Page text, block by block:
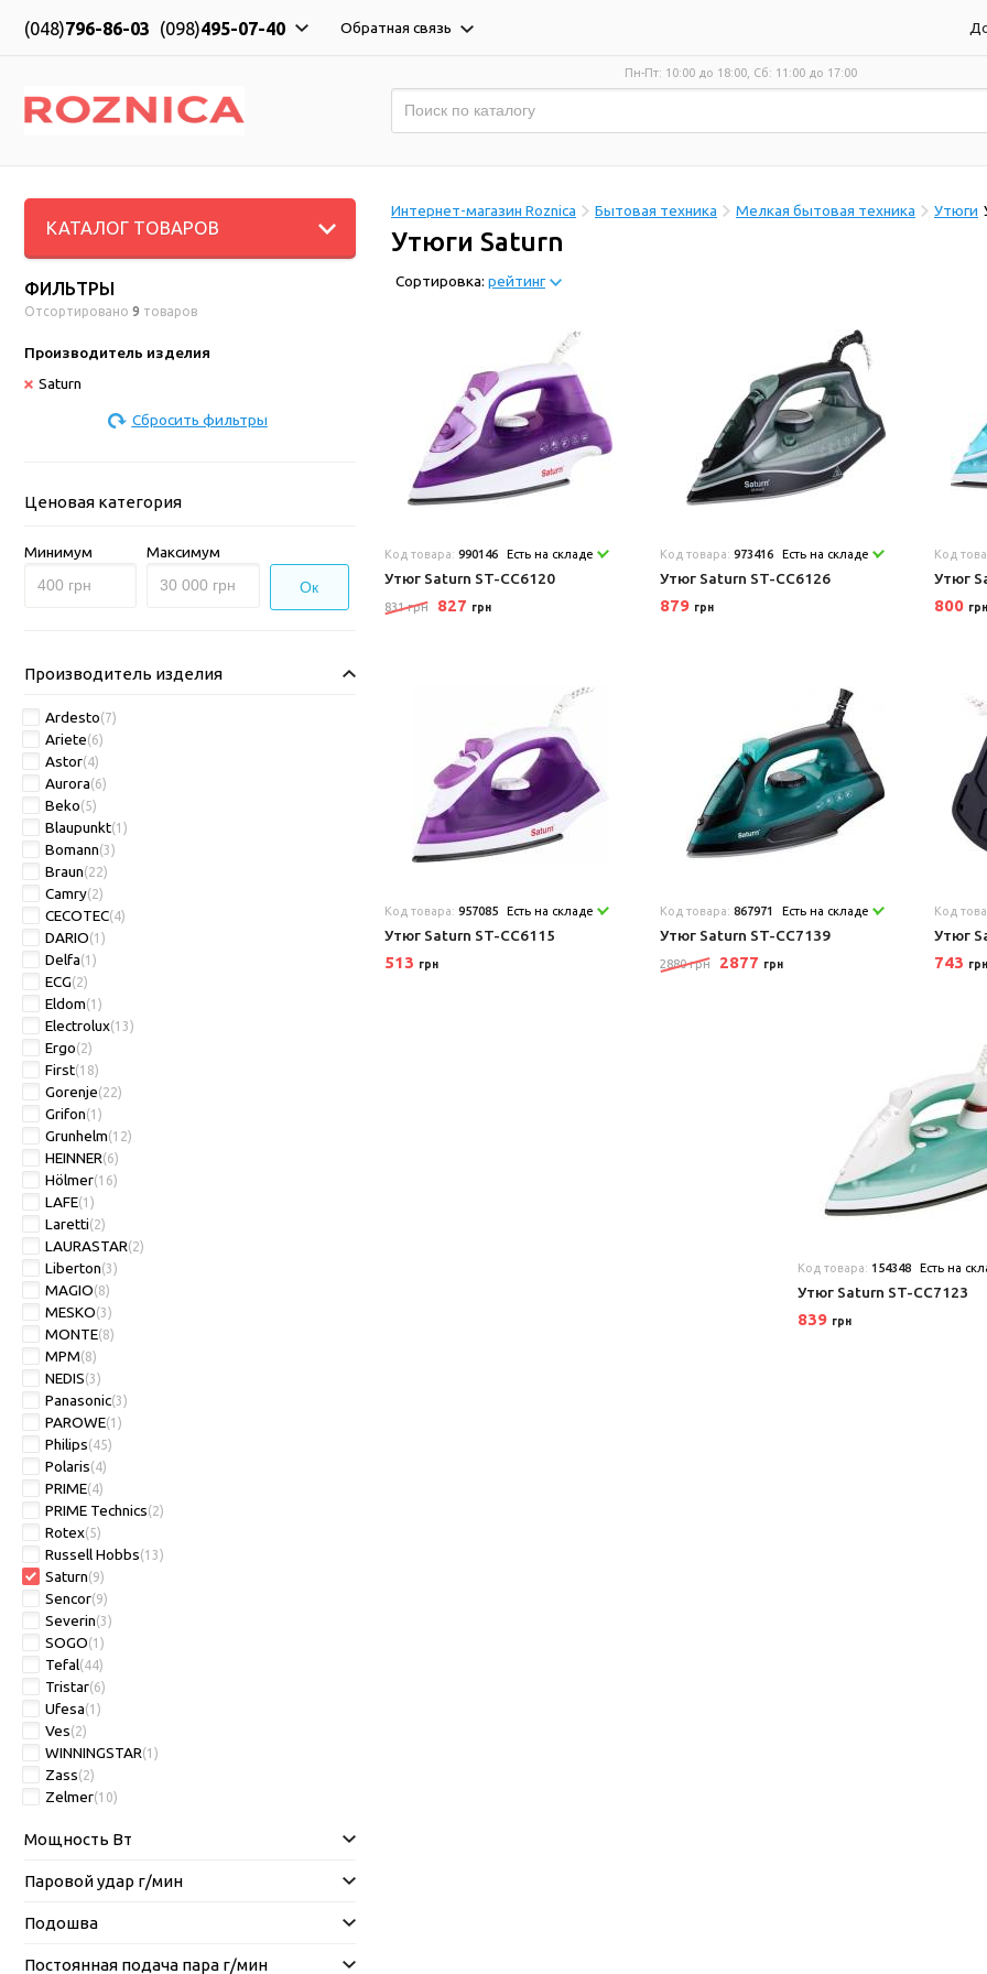
(048)796-86-03 (098)495-07-40 Обратная связь
Пн-Пт: 10:00 до 18:00, Сб: 11:00 до 17:00
КАТАЛОГ ТОВАРОВ
ФИЛЬТРЫ
Отсортировано 9 товаров
Производитель изделия
Saturn
Сбросить фильтры
Ценовая категория
Минимум Максимум
Ок
Производитель изделия
Ardesto(7)
Ariete(6)
Astor(4)
Aurora(6)
Beko(5)
Blaupunkt(1)
Bomann(3)
Braun(22)
Camry(2)
CECOTEC(4)
DARIO(1)
Delfa(1)
ECG(2)
Eldom(1)
Electrolux(13)
Ergo(2)
First(18)
Gorenje(22)
Grifon(1)
Grunhelm(12)
HEINNER(6)
Hölmer(16)
LAFE(1)
Laretti(2)
LAURASTAR(2)
Liberton(3)
MAGIO(8)
MESKO(3)
MONTE(8)
MPM(8)
NEDIS(3)
Panasonic(3)
PAROWE(1)
Philips(45)
Polaris(4)
PRIME(4)
PRIME Technics(2)
Rotex(5)
Russell Hobbs(13)
Saturn(9)
Sencor(9)
Severin(3)
SOGO(1)
Tefal(44)
Tristar(6)
Ufesa(1)
Ves(2)
WINNINGSTAR(1)
Zass(2)
Zelmer(10)
Мощность Вт
Паровой удар г/мин
Подошва
Постоянная подача пара г/мин
Интернет-магазин Roznica Бытовая техника Мелкая бытовая техника Утюги
Утюги Saturn
Сортировка: рейтинг
Код товара: 990146 Есть на складе
Утюг Saturn ST-CC6120
831 грн 827 грн
Код товара: 973416 Есть на складе
Утюг Saturn ST-CC6126
879 грн
Код
Утюг
800
Код товара: 957085 Есть на складе
Утюг Saturn ST-CC6115
513 грн
Код товара: 867971 Есть на складе
Утюг Saturn ST-CC7139
2880 грн 2877 грн
Код
Утюг
743
Код товара: 154348 Есть на
Утюг Saturn ST-CC7123
839 грн